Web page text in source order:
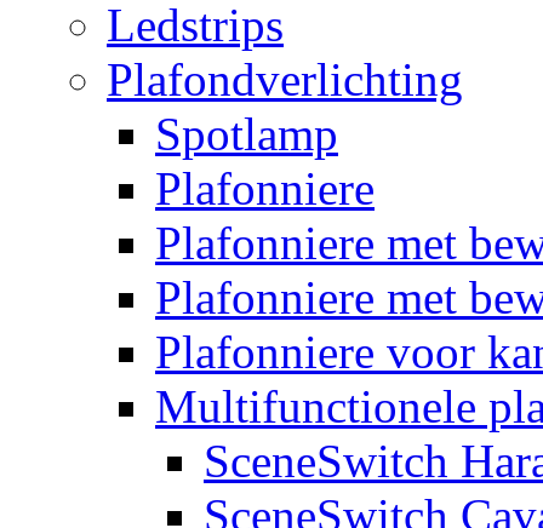
Ledstrips
Plafondverlichting
Spotlamp
Plafonniere
Plafonniere met
Plafonniere met
Plafonniere voor
Multifunctionele
SceneSwitch
SceneSwitch